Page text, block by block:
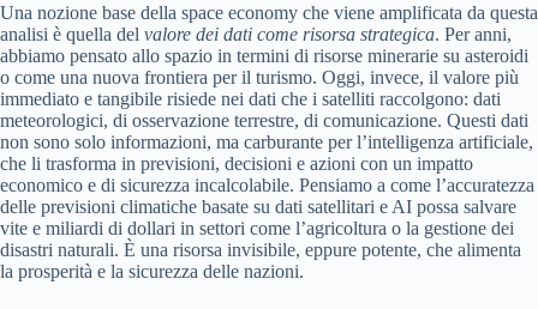
Una nozione base della space economy che viene amplificata da questa
analisi è quella del valore dei dati come risorsa strategica. Per anni,
abbiamo pensato allo spazio in termini di risorse minerarie su asteroidi
o come una nuova frontiera per il turismo. Oggi, invece, il valore più
immediato e tangibile risiede nei dati che i satelliti raccolgono: dati
meteorologici, di osservazione terrestre, di comunicazione. Questi dati
non sono solo informazioni, ma carburante per l’intelligenza artificiale,
che li trasforma in previsioni, decisioni e azioni con un impatto
economico e di sicurezza incalcolabile. Pensiamo a come l’accuratezza
delle previsioni climatiche basate su dati satellitari e AI possa salvare
vite e miliardi di dollari in settori come l’agricoltura o la gestione dei
disastri naturali. È una risorsa invisibile, eppure potente, che alimenta
la prosperità e la sicurezza delle nazioni.